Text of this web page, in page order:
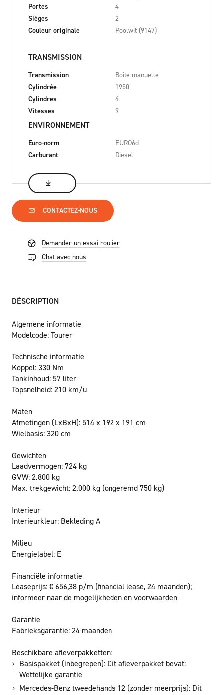
Portes
4
Sièges
2
Couleur originale
Poolwit (9147)
TRANSMISSION
Transmission
Boîte manuelle
Cylindrée
1950
Cylindres
4
Vitesses
9
ENVIRONNEMENT
Euro-norm
EURO6d
Carburant
Diesel
CONTACTEZ-NOUS
Demander un essai routier
Chat avec nous
DÉSCRIPTION
Algemene informatie
Modelcode:Tourer
Technische informatie
Koppel:330 Nm
Tankinhoud: 57 liter
Topsnelheid:210 km/u
Maten
Afmetingen (LxBxH): 514 x 192 x 191 cm
Wielbasis:320 cm
Gewichten
Laadvermogen:724 kg
GVW:2.800 kg
Max. trekgewicht:2.000 kg (ongeremd 750 kg)
Interieur
Interieurkleur: Bekleding A
Milieu
Energielabel: E
Financiële informatie
Leaseprijs:€ 656,38 p/m (financial lease, 24 maanden);
informeer naar de mogelijkheden en voorwaarden
Garantie
Fabrieksgarantie:24 maanden
Beschikbare afleverpakketten:
Basispakket (inbegrepen): Dit afleverpakket bevat:
Wettelijke garantie
Mercedes-Benz tweedehands 12 (zonder meerprijs): Dit